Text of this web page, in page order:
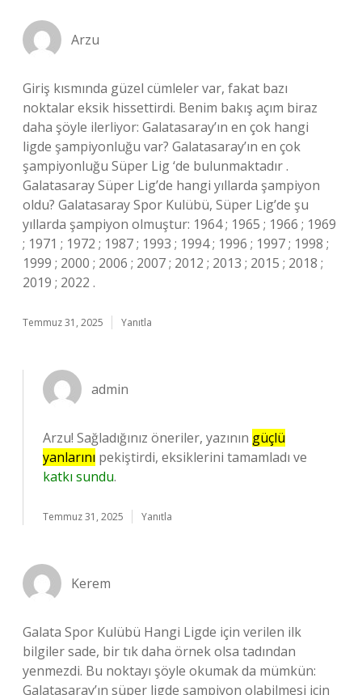
Arzu
Giriş kısmında güzel cümleler var, fakat bazı
noktalar eksik hissettirdi. Benim bakış açım biraz
daha şöyle ilerliyor: Galatasaray’ın en çok hangi
ligde şampiyonluğu var? Galatasaray’ın en çok
şampiyonluğu Süper Lig ‘de bulunmaktadır .
Galatasaray Süper Lig’de hangi yıllarda şampiyon
oldu? Galatasaray Spor Kulübü, Süper Lig’de şu
yıllarda şampiyon olmuştur: 1964 ; 1965 ; 1966 ; 1969
; 1971 ; 1972 ; 1987 ; 1993 ; 1994 ; 1996 ; 1997 ; 1998 ;
1999 ; 2000 ; 2006 ; 2007 ; 2012 ; 2013 ; 2015 ; 2018 ;
2019 ; 2022 .
Temmuz 31, 2025 Yanıtla
admin
Arzu! Sağladığınız öneriler, yazının güçlü
yanlarını pekiştirdi, eksiklerini tamamladı ve
katkı sundu.
Temmuz 31, 2025 Yanıtla
Kerem
Galata Spor Kulübü Hangi Ligde için verilen ilk
bilgiler sade, bir tık daha örnek olsa tadından
yenmezdi. Bu noktayı şöyle okumak da mümkün:
Galatasaray’ın süper ligde şampiyon olabilmesi için